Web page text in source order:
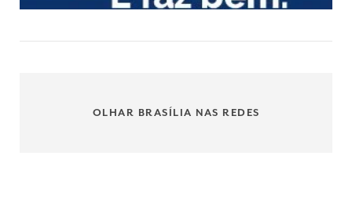
OLHAR BRASÍLIA NAS REDES